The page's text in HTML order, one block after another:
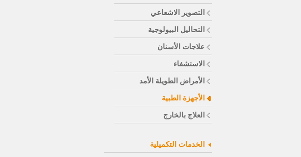
التصوير الاشعاعي
التحاليل البيولوجية
علاجات الأسنان
الاستشفاء
الأمراض الطويلة الأمد
الأجهزة الطبية
العلاج بالخارج
الخدمات التكميلية